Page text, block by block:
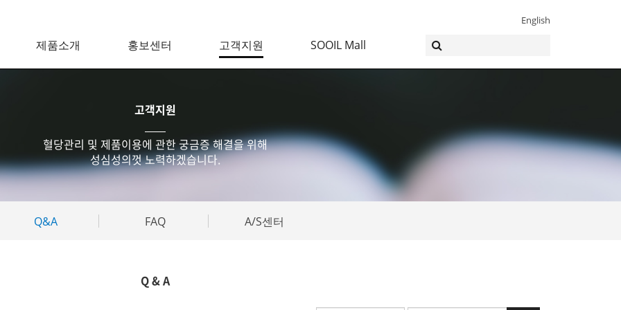
제품소개 홍보센터 고객지원 SOOIL Mall
English
고객지원
혈당관리 및 제품이용에 관한 궁금증 해결을 위해
성심성의껏 노력하겠습니다.
Q&A FAQ A/S센터
Q & A